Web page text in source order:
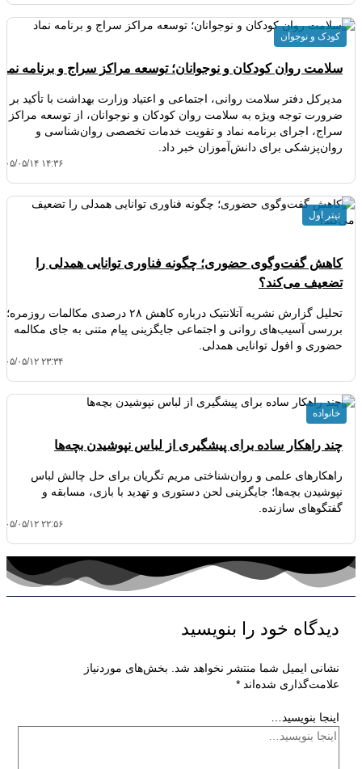
سلامت روان کودکان و نوجوانان؛ توسعه مراکز سراج و برنامه
مدیرکل دفتر سلامت روانی، اجتماعی و اعتیاد وزارت بهداشت با تأکید بر
ضرورت توجه ویژه به سلامت روان کودکان و نوجوانان، از توسعه مراکز
سراج، اجرای برنامه نماد و تقویت خدمات تخصصی روان‌شناسی و
روان‌پزشکی برای دانش‌آموزان خبر داد.
۱۴۰۵/۰۵/۱۴
کودک و نوجوان
کاهش گفت‌وگوی حضوری؛ چگونه فناوری توانایی همدلی را
تضعیف می‌کند؟
تحلیل گزارش نشریه آتلانتیک درباره کاهش ۲۸ درصدی مکالمات روزمره؛
بررسی آسیب‌های روانی و اجتماعی جایگزینی پیام متنی به جای مکالمه
حضوری و افول توانایی همدلی.
۱۴۰۵/۰۵/۱۲
تیتر اول
چند راهکار ساده برای پیشگیری از لباس نپوشیدن بچه‌ها
راهکارهای علمی و روان‌شناختی مریم تگریان برای حل چالش لباس
نپوشیدن بچه‌ها؛ جایگزینی لحن دستوری و تهدید با بازی، مسابقه و
گفتگوهای سازنده.
۱۴۰۵/۰۵/۱۲
خانواده
دیدگاه‌ خود را بنویسید
نشانی ایمیل شما منتشر نخواهد شد. بخش‌های موردنیاز
علامت‌گذاری شده‌اند *
اینجا بنویسید…